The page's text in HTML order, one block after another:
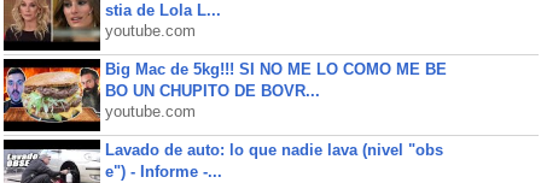
stia de Lola L...
youtube.com
Big Mac de 5kg!!! SI NO ME LO COMO ME BE
BO UN CHUPITO DE BOVR...
youtube.com
Lavado de auto: lo que nadie lava (nivel "obs
e") - Informe -...